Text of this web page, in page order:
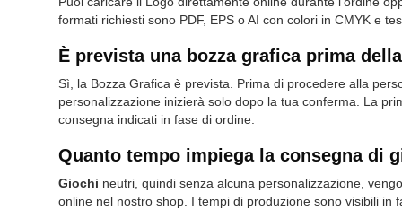
formati richiesti sono PDF, EPS o AI con colori in CMYK e
È prevista una bozza grafica prima
Sì, la Bozza Grafica è prevista. Prima di procedere alla
personalizzazione inizierà solo dopo la tua conferma. La
consegna indicati in fase di ordine.
Quanto tempo impiega la consegna di
Giochi neutri, quindi senza alcuna personalizzazione,
online nel nostro shop. I tempi di produzione sono visibili in